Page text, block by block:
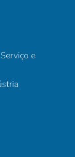
e